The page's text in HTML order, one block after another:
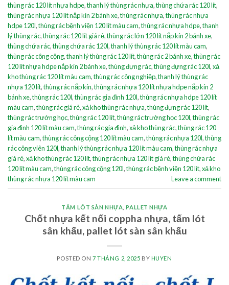
thùng rác 120 lít nhựa hdpe,thanh lý thùng rác nhựa,thùng chứa rác 120 lít,
thùng rác nhựa 120 lít nắp kín 2 bánh xe,thùng rác nhựa,thùng rác nhựa
hdpe 120l,thùng rác bệnh viện 120 lít màu cam,thùng rác nhựa hdpe,thanh
lý thùng rác,thùng rác 120 lít giá rẻ,thùng rác lớn 120 lít nắp kín 2 bánh xe,
thùng chứa rác,thùng chứa rác 120l,thanh lý thùng rác 120 lít màu cam,
thùng rác công cộng,thanh lý thùng rác 120 lít,thùng rác 2 bánh xe,thùng rác
120 lít nhựa hdpe nắp kín 2 bánh xe,thùng đựng rác,thùng đựng rác 120l,xả
kho thùng rác 120 lít màu cam,thùng rác công nghiệp,thanh lý thùng rác
nhựa 120 lít,thùng rác nắp kín,thùng rác nhựa 120 lít nhựa hdpe nắp kín 2
bánh xe,thùng rác 120l,thùng rác gia đình 120l,thùng rác nhựa hdpe 120 lít
màu cam,thùng rác giá rẻ,xả kho thùng rác nhựa,thùng đựng rác 120 lít,
thùng rác trướng học,thùng rác 120 lít,thùng rác trường học 120l,thùng rác
gia đình 120 lít màu cam,thùng rác gia đình,xả kho thùng rác,thùng rác 120
lít màu cam,thùng rác công cộng 120 lít màu cam,thùng rác nhựa 120l,thùng
rác công viên 120l,thanh lý thùng rác nhựa 120 lít màu cam,thùng rác nhựa
giá rẻ,xả kho thùng rác 120 lít,thùng rác nhựa 120 lít giá rẻ,thùng chứa rác
120 lít màu cam,thùng rác công cộng 120l,thùng rác bệnh viện 120 lít,xả kho
thùng rác nhựa 120 lít màu cam
Leave a comment
TẤM LÓT SÀN NHỰA ,PALLET NHỰA
Chốt nhựa kết nối coppha nhựa, tấm lót
sân khấu, pallet lót sàn sân khấu
POSTED ON7 THÁNG 2, 2025 BY HUYEN